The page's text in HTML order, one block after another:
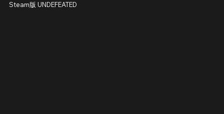
Steam版 UNDEFEATED